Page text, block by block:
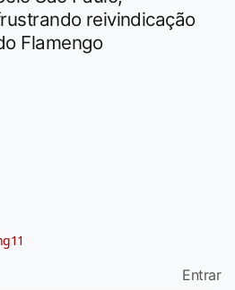
reivindicação
Flamengo
Entrar